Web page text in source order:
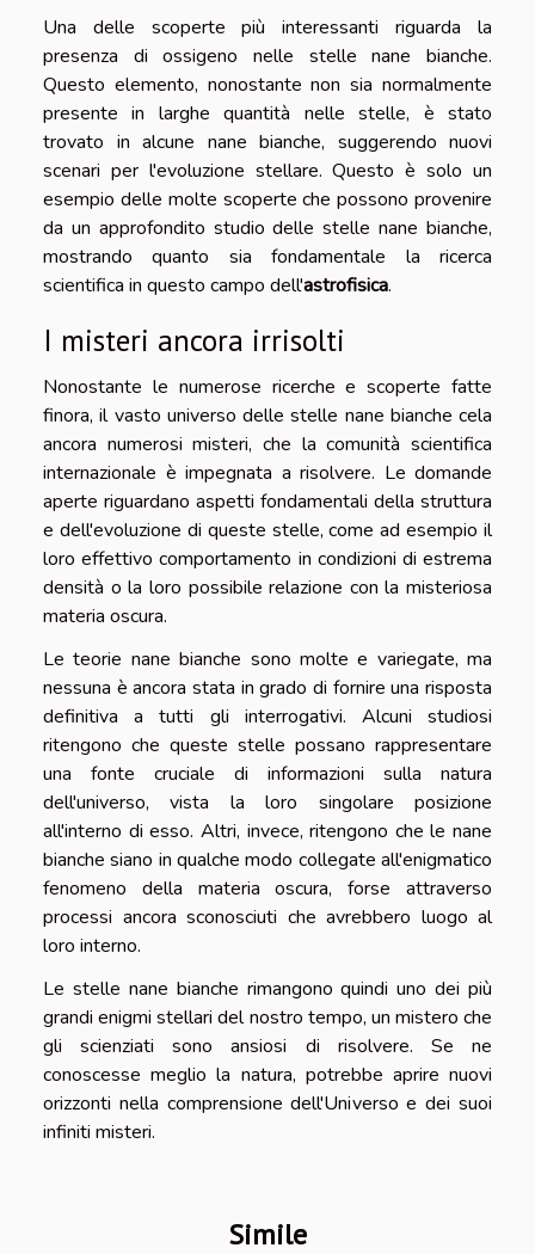
Una delle scoperte più interessanti riguarda la
presenza di ossigeno nelle stelle nane bianche.
Questo elemento, nonostante non sia normalmente
presente in larghe quantità nelle stelle, è stato
trovato in alcune nane bianche, suggerendo nuovi
scenari per l'evoluzione stellare. Questo è solo un
esempio delle molte scoperte che possono provenire
da un approfondito studio delle stelle nane bianche,
mostrando quanto sia fondamentale la ricerca
scientifica in questo campo dell'astrofisica.
I misteri ancora irrisolti
Nonostante le numerose ricerche e scoperte fatte
finora, il vasto universo delle stelle nane bianche cela
ancora numerosi misteri, che la comunità scientifica
internazionale è impegnata a risolvere. Le domande
aperte riguardano aspetti fondamentali della struttura
e dell'evoluzione di queste stelle, come ad esempio il
loro effettivo comportamento in condizioni di estrema
densità o la loro possibile relazione con la misteriosa
materia oscura.
Le teorie nane bianche sono molte e variegate, ma
nessuna è ancora stata in grado di fornire una risposta
definitiva a tutti gli interrogativi. Alcuni studiosi
ritengono che queste stelle possano rappresentare
una fonte cruciale di informazioni sulla natura
dell'universo, vista la loro singolare posizione
all'interno di esso. Altri, invece, ritengono che le nane
bianche siano in qualche modo collegate all'enigmatico
fenomeno della materia oscura, forse attraverso
processi ancora sconosciuti che avrebbero luogo al
loro interno.
Le stelle nane bianche rimangono quindi uno dei più
grandi enigmi stellari del nostro tempo, un mistero che
gli scienziati sono ansiosi di risolvere. Se ne
conoscesse meglio la natura, potrebbe aprire nuovi
orizzonti nella comprensione dell'Universo e dei suoi
infiniti misteri.
Simile